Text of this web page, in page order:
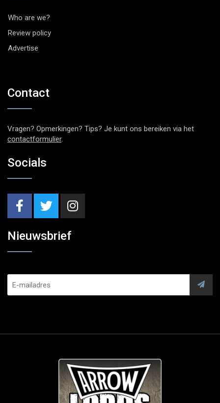
Who are we?
Review policy
Advertise
Contact
Vragen? Opmerkingen? Tips? Je kunt ons bereiken via het
contactformulier.
Socials
Nieuwsbrief